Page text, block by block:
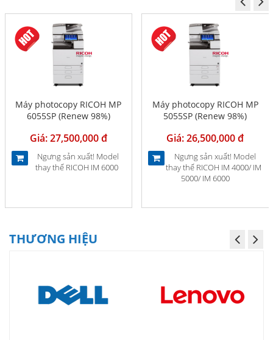
Máy photocopy RICOH MP
6055SP (Renew 98%)
Giá: 27,500,000 đ
Ngưng sản xuất! Model
thay thế RICOH IM 6000
Máy photocopy RICOH MP
5055SP (Renew 98%)
Giá: 26,500,000 đ
Ngưng sản xuất! Model
thay thế RICOH IM 4000/ IM
5000/ IM 6000
THƯƠNG HIỆU